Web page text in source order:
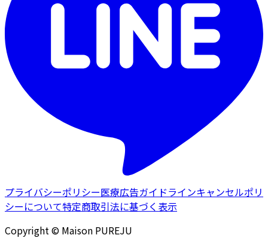
プライバシーポリシー医療広告ガイドラインキャンセルポリ
シーについて特定商取引法に基づく表示
Copyright © Maison PUREJU